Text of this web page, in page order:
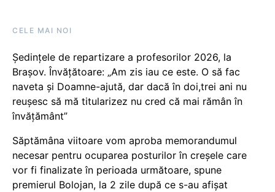
CELE MAI NOI
Ședințele de repartizare a profesorilor 2026, la
Brașov. Învățătoare: „Am zis iau ce este. O să fac
naveta și Doamne-ajută, dar dacă în doi,trei ani nu
reușesc să mă titularizez nu cred că mai rămân în
învățământ”
Săptămâna viitoare vom aproba memorandumul
necesar pentru ocuparea posturilor în creșele care
vor fi finalizate în perioada următoare, spune
premierul Bolojan, la 2 zile după ce s-au afișat